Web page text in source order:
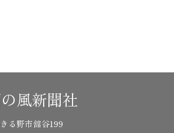
風新聞社
る野市舘谷199